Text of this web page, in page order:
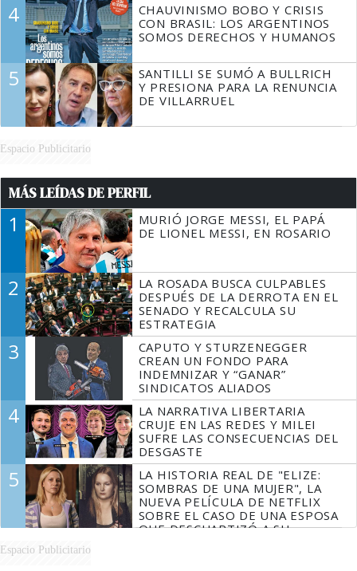
4
CHAUVINISMO BOBO Y CRISIS
CON BRASIL: LOS ARGENTINOS
SOMOS DERECHOS Y HUMANOS
5
SANTILLI SE SUMÓ A BULLRICH
Y PRESIONA PARA LA RENUNCIA
DE VILLARRUEL
Espacio Publicitario
MÁS LEÍDAS DE PERFIL
1
MURIÓ JORGE MESSI, EL PAPÁ
DE LIONEL MESSI, EN ROSARIO
2
LA ROSADA BUSCA CULPABLES
DESPUÉS DE LA DERROTA EN EL
SENADO Y RECALCULA SU
ESTRATEGIA
3
CAPUTO Y STURZENEGGER
CREAN UN FONDO PARA
INDEMNIZAR Y “GANAR”
SINDICATOS ALIADOS
4
LA NARRATIVA LIBERTARIA
CRUJE EN LAS REDES Y MILEI
SUFRE LAS CONSECUENCIAS DEL
DESGASTE
5
LA HISTORIA REAL DE "ELIZE:
SOMBRAS DE UNA MUJER", LA
NUEVA PELÍCULA DE NETFLIX
SOBRE EL CASO DE UNA ESPOSA
QUE DESCUARTIZÓ A SU
Espacio Publicitario